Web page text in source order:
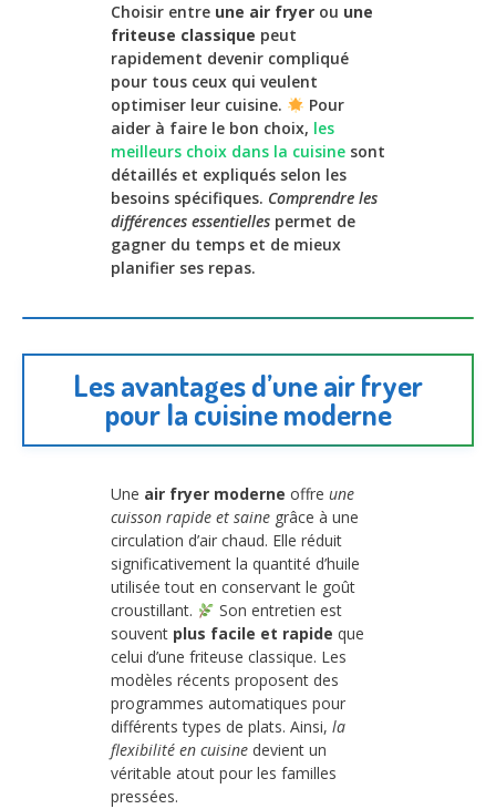
Choisir entre une air fryer ou une
friteuse classique peut
rapidement devenir compliqué
pour tous ceux qui veulent
optimiser leur cuisine.
Pour
aider à faire le bon choix, les
meilleurs choix dans la cuisine sont
détaillés et expliqués selon les
besoins spécifiques. Comprendre les
différences essentielles permet de
gagner du temps et de mieux
planifier ses repas.
Les avantages d’une air fryer
pour la cuisine moderne
Une air fryer moderne offre une
cuisson rapide et saine grâce à une
circulation d’air chaud. Elle réduit
significativement la quantité d’huile
utilisée tout en conservant le goût
croustillant.
Son entretien est
souvent plus facile et rapide que
celui d’une friteuse classique. Les
modèles récents proposent des
programmes automatiques pour
différents types de plats. Ainsi, la
flexibilité en cuisine devient un
véritable atout pour les familles
pressées.